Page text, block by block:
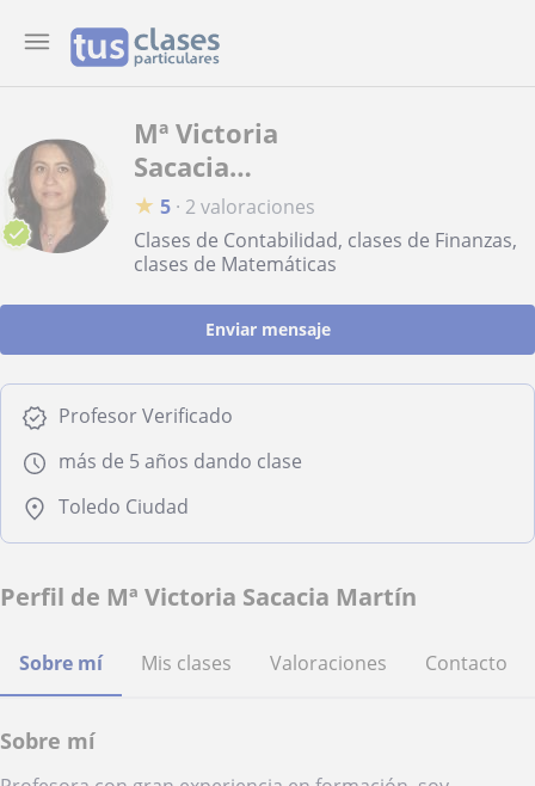
Mª Victoria
Sacacia
Martín
★ 5 · 2 valoraciones
Clases de Contabilidad, clases de Finanzas,
clases de Matemáticas
Enviar mensaje
Profesor Verificado
más de 5 años dando clase
Toledo Ciudad
Perfil de Mª Victoria Sacacia Martín
Sobre mí Mis clases Valoraciones Contacto
Sobre mí